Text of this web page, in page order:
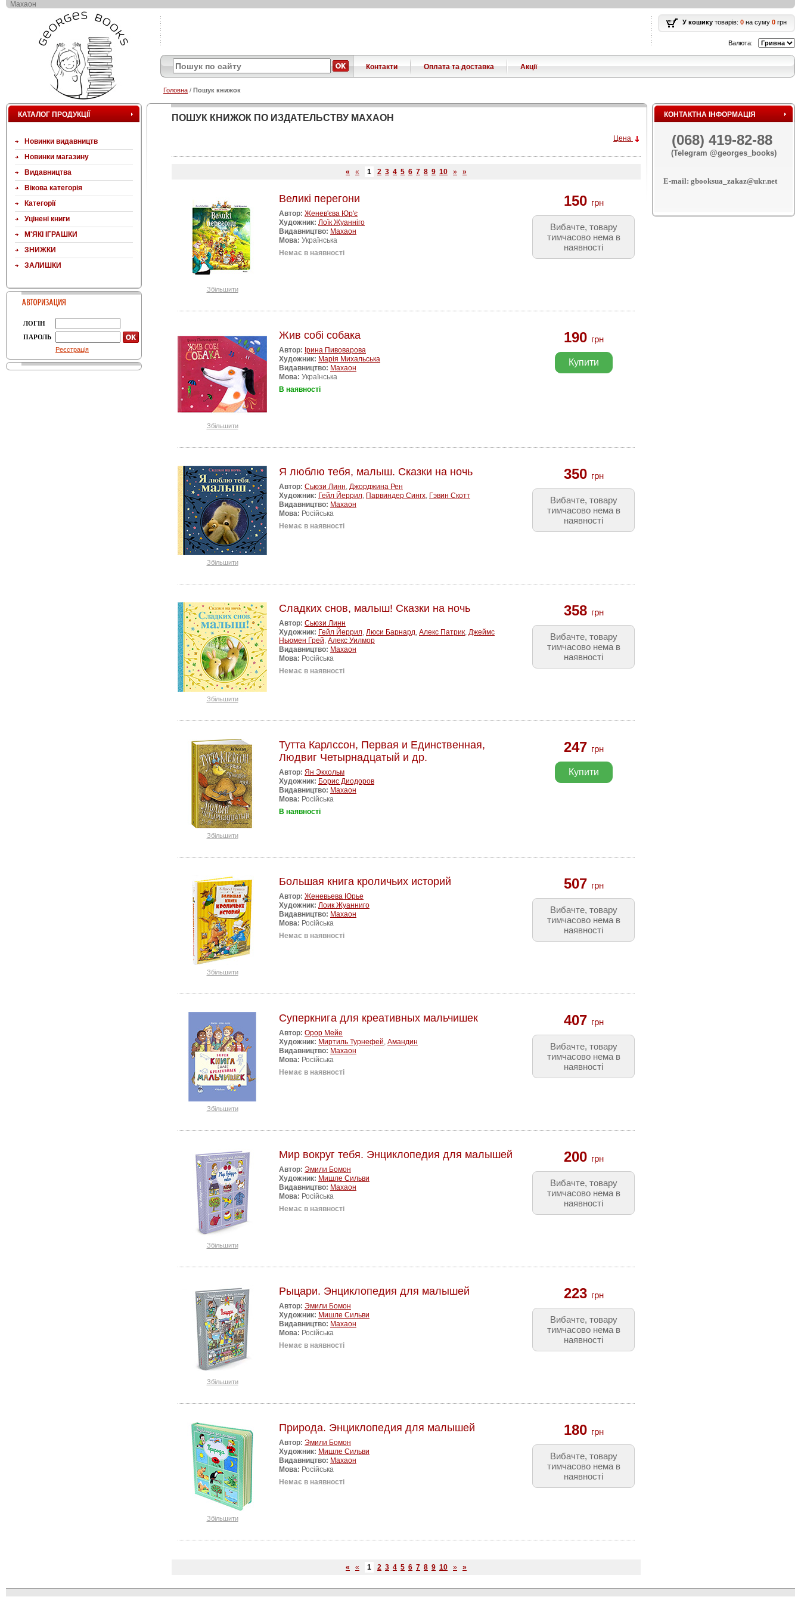
Махаон
У кошику товарів: 0 на суму 0 грн
Валюта:
Контакти Оплата та доставка Акції
Головна / Пошук книжок
КАТАЛОГ ПРОДУКЦІЇ
Новинки видавництв
Новинки магазину
Видавництва
Вікова категорія
Категорії
Уцінені книги
М'ЯКІ ІГРАШКИ
ЗНИЖКИ
ЗАЛИШКИ
ЛОГІН
ПАРОЛЬ
Реєстрація
ПОШУК КНИЖОК ПО ИЗДАТЕЛЬСТВУ МАХАОН
Цена
« « 1 2 3 4 5 6 7 8 9 10 » »
Збільшити
Великі перегони
Автор: Женев'єва Юр'є
Художник: Лоїк Жуанніго
Видавництво: Махаон
Мова: Українська
Немає в наявності
150 грн
Вибачте, товару
тимчасово нема в
наявності
Збільшити
Жив собі собака
Автор: Ірина Пивоварова
Художник: Марія Михальська
Видавництво: Махаон
Мова: Українська
В наявності
190 грн
Купити
Збільшити
Я люблю тебя, малыш. Сказки на ночь
Автор: Сьюзи Линн, Джорджина Рен
Художник: Гейл Йеррил, Парвиндер Сингх, Гэвин Скотт
Видавництво: Махаон
Мова: Російська
Немає в наявності
350 грн
Вибачте, товару
тимчасово нема в
наявності
Збільшити
Сладких снов, малыш! Сказки на ночь
Автор: Сьюзи Линн
Художник: Гейл Йеррил, Люси Барнард, Алекс Патрик, Джеймс
Ньюмен Грей, Алекс Уилмор
Видавництво: Махаон
Мова: Російська
Немає в наявності
358 грн
Вибачте, товару
тимчасово нема в
наявності
Збільшити
Тутта Карлссон, Первая и Единственная,
Людвиг Четырнадцатый и др.
Автор: Ян Экхольм
Художник: Борис Диодоров
Видавництво: Махаон
Мова: Російська
В наявності
247 грн
Купити
Збільшити
Большая книга кроличьих историй
Автор: Женевьева Юрье
Художник: Лоик Жуанниго
Видавництво: Махаон
Мова: Російська
Немає в наявності
507 грн
Вибачте, товару
тимчасово нема в
наявності
Збільшити
Суперкнига для креативных мальчишек
Автор: Орор Мейе
Художник: Миртиль Турнефей, Амандин
Видавництво: Махаон
Мова: Російська
Немає в наявності
407 грн
Вибачте, товару
тимчасово нема в
наявності
Збільшити
Мир вокруг тебя. Энциклопедия для малышей
Автор: Эмили Бомон
Художник: Мишле Сильви
Видавництво: Махаон
Мова: Російська
Немає в наявності
200 грн
Вибачте, товару
тимчасово нема в
наявності
Збільшити
Рыцари. Энциклопедия для малышей
Автор: Эмили Бомон
Художник: Мишле Сильви
Видавництво: Махаон
Мова: Російська
Немає в наявності
223 грн
Вибачте, товару
тимчасово нема в
наявності
Збільшити
Природа. Энциклопедия для малышей
Автор: Эмили Бомон
Художник: Мишле Сильви
Видавництво: Махаон
Мова: Російська
Немає в наявності
180 грн
Вибачте, товару
тимчасово нема в
наявності
« « 1 2 3 4 5 6 7 8 9 10 » »
КОНТАКТНА ІНФОРМАЦІЯ
(068) 419-82-88
(Telegram @georges_books)
E-mail: gbooksua_zakaz@ukr.net